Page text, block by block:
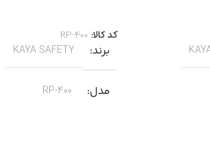
کد کالا: RP-400
برند KAYA SAFETY
مدل RP-400